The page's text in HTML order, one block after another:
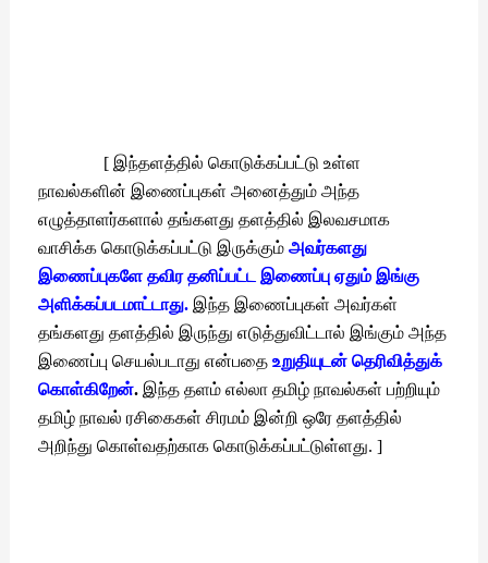
[ இந்தளத்தில் கொடுக்கப்பட்டு உள்ள
நாவல்களின் இணைப்புகள் அனைத்தும் அந்த
எழுத்தாளர்களால் தங்களது தளத்தில் இலவசமாக
வாசிக்க கொடுக்கப்பட்டு இருக்கும் அவர்களது
இணைப்புகளே தவிர தனிப்பட்ட இணைப்பு ஏதும் இங்கு
அளிக்கப்படமாட்டாது.இந்த இணைப்புகள் அவர்கள்
தங்களது தளத்தில் இருந்து எடுத்துவிட்டால் இங்கும் அந்த
இணைப்பு செயல்படாது என்பதை உறுதியுடன் தெரிவித்துக்
கொள்கிறேன்.இந்த தளம் எல்லா தமிழ் நாவல்கள் பற்றியும்
தமிழ் நாவல் ரசிகைகள் சிரமம் இன்றி ஒரே தளத்தில்
அறிந்து கொள்வதற்காக கொடுக்கப்பட்டுள்ளது. ]